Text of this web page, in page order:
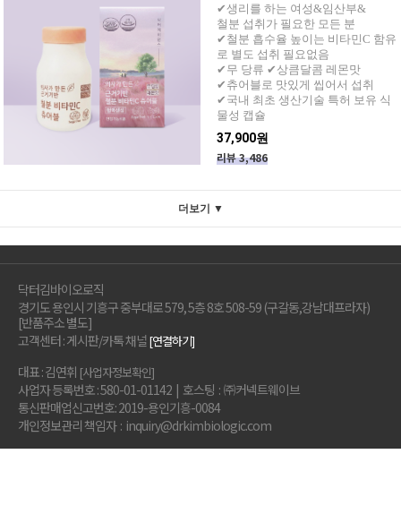
✔생리를 하는 여성&임산부&
철분 섭취가 필요한 모든 분
✔철분 흡수율 높이는 비타민C 함유
로 별도 섭취 필요없음
✔무 당류 ✔상큼달콤 레몬맛
✔츄어블로 맛있게 씹어서 섭취
✔국내 최초 생산기술 특허 보유 식
물성 캡슐
37,900원
리뷰 3,486
더보기 ▼
닥터김바이오로직
경기도 용인시 기흥구 중부대로 579, 5층 8호 508-59 (구갈동,강남대프라자)
[반품주소 별도]
고객센터 : 게시판/카톡 채널[연결하기]
대표 : 김연휘 [사업자정보확인]
사업자 등록번호 : 580-01-01142 | 호스팅 : ㈜커넥트웨이브
통신판매업신고번호: 2019-용인기흥-0084
개인정보관리 책임자 : inquiry@drkimbiologic.com